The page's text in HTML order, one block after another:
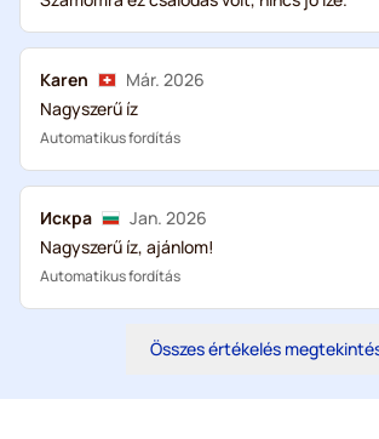
Karen
Már. 2026
Nagyszerű íz
Automatikus fordítás
Искра
Jan. 2026
Nagyszerű íz, ajánlom!
Automatikus fordítás
Összes értékelés